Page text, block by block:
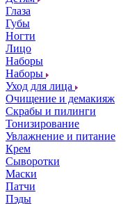
Глаза
Губы
Ногти
Лицо
Наборы
Наборы
Уход для лица
Очищение и демакияж
Скрабы и пилинги
Тонизирование
Увлажнение и питание
Крем
Сыворотки
Маски
Патчи
Пэды